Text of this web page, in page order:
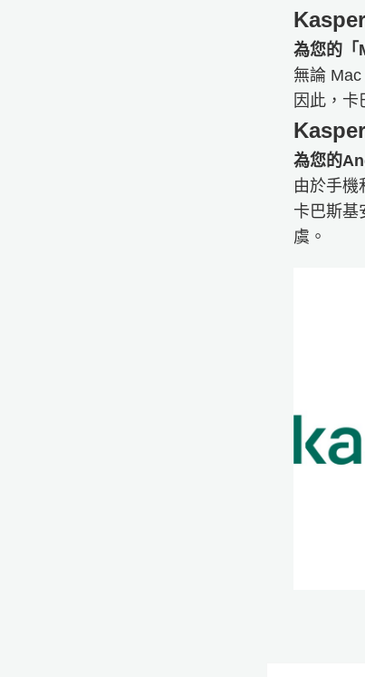
為您的「
無論
因此，
為您的
由於手機
卡巴斯基
虞。